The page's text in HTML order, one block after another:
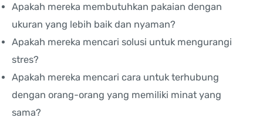
Apakah mereka membutuhkan pakaian dengan
ukuran yang lebih baik dan nyaman?
Apakah mereka mencari solusi untuk mengurangi
stres?
Apakah mereka mencari cara untuk terhubung
dengan orang-orang yang memiliki minat yang
sama?